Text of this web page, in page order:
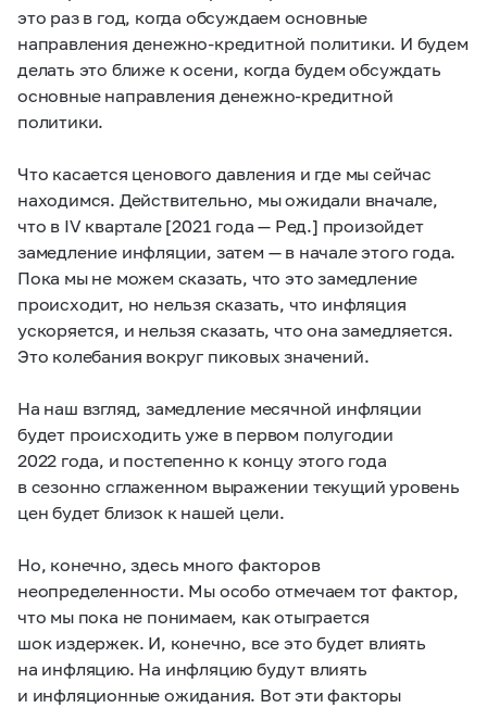
это раз в год, когда обсуждаем основные
направления денежно-кредитной политики. И будем
делать это ближе к осени, когда будем обсуждать
основные направления денежно-кредитной
политики.
Что касается ценового давления и где мы сейчас
находимся. Действительно, мы ожидали вначале,
что в IV квартале [2021 года — Ред.] произойдет
замедление инфляции, затем — в начале этого года.
Пока мы не можем сказать, что это замедление
происходит, но нельзя сказать, что инфляция
ускоряется, и нельзя сказать, что она замедляется.
Это колебания вокруг пиковых значений.
На наш взгляд, замедление месячной инфляции
будет происходить уже в первом полугодии
2022 года, и постепенно к концу этого года
в сезонно сглаженном выражении текущий уровень
цен будет близок к нашей цели.
Но, конечно, здесь много факторов
неопределенности. Мы особо отмечаем тот фактор,
что мы пока не понимаем, как отыграется
шок издержек. И, конечно, все это будет влиять
на инфляцию. На инфляцию будут влиять
и инфляционные ожидания. Вот эти факторы